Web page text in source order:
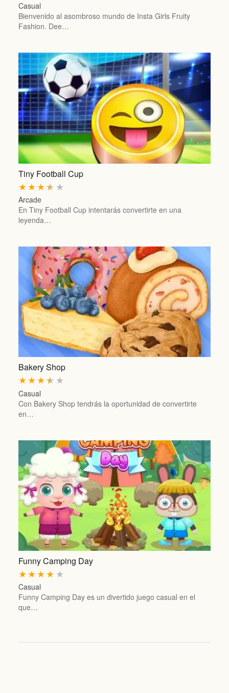
Casual
Bienvenido al asombroso mundo de Insta Girls Fruity
Fashion. Dee…
Tiny Football Cup
★
★
★
★
★
Arcade
En Tiny Football Cup intentarás convertirte en una
leyenda…
Bakery Shop
★
★
★
★
★
Casual
Con Bakery Shop tendrás la oportunidad de convertirte
en…
Funny Camping Day
★
★
★
★
★
Casual
Funny Camping Day es un divertido juego casual en el
que…